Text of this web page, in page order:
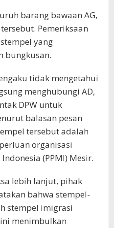
barang bawaan AG,
Pemeriksaan
yang
bungkusan.
tidak mengetahui
menghubungi AD,
DPW untuk
balasan pesan
tersebut adalah
organisasi
(PPMI) Mesir.
lebih lanjut, pihak
bahwa stempel-
stempel imigrasi
menimbulkan